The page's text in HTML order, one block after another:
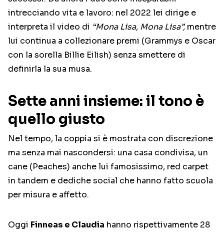
intrecciando vita e lavoro: nel 2022 lei dirige e
interpreta il video di “Mona Lisa, Mona Lisa”, mentre
lui continua a collezionare premi (Grammys e Oscar
con la sorella Billie Eilish) senza smettere di
definirla la sua musa.
Sette anni insieme: il tono è
quello giusto
Nel tempo, la coppia si è mostrata con discrezione
ma senza mai nascondersi: una casa condivisa, un
cane (Peaches) anche lui famosissimo, red carpet
in tandem e dediche social che hanno fatto scuola
per misura e affetto.
Oggi Finneas e Claudia hanno rispettivamente 28